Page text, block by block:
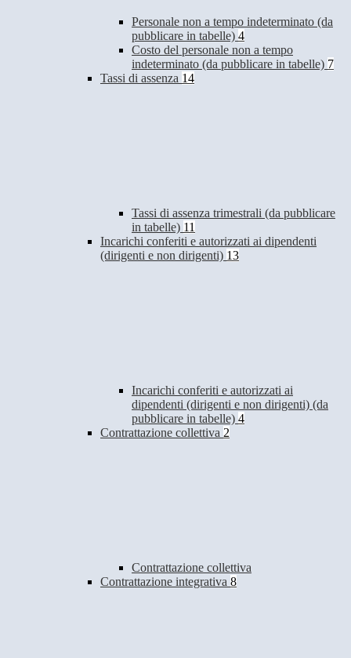
Personale non a tempo indeterminato (da
pubblicare in tabelle) 4
Costo del personale non a tempo
indeterminato (da pubblicare in tabelle) 7
Tassi di assenza 14
Tassi di assenza trimestrali (da pubblicare
in tabelle) 11
Incarichi conferiti e autorizzati ai dipendenti
(dirigenti e non dirigenti) 13
Incarichi conferiti e autorizzati ai
dipendenti (dirigenti e non dirigenti) (da
pubblicare in tabelle) 4
Contrattazione collettiva 2
Contrattazione collettiva
Contrattazione integrativa 8